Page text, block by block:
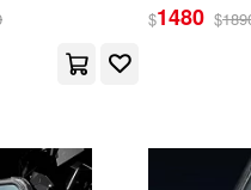
會編(75)
Pro專用
$1480 $